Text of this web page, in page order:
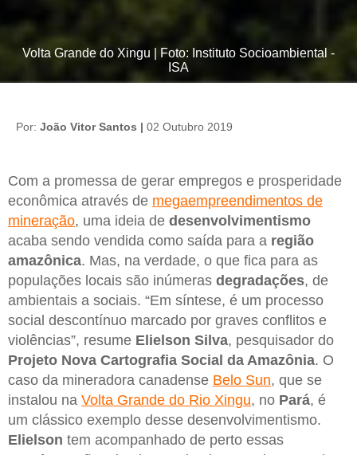
Volta Grande do Xingu | Foto: Instituto Socioambiental -
ISA
Por: João Vitor Santos | 02 Outubro 2019
Com a promessa de gerar empregos e prosperidade
econômica através de megaempreendimentos de
mineração, uma ideia de desenvolvimentismo
acaba sendo vendida como saída para a região
amazônica. Mas, na verdade, o que fica para as
populações locais são inúmeras degradações, de
ambientais a sociais. “Em síntese, é um processo
social descontínuo marcado por graves conflitos e
violências”, resume Elielson Silva, pesquisador do
Projeto Nova Cartografia Social da Amazônia. O
caso da mineradora canadense Belo Sun, que se
instalou na Volta Grande do Rio Xingu, no Pará, é
um clássico exemplo desse desenvolvimentismo.
Elielson tem acompanhado de perto essas